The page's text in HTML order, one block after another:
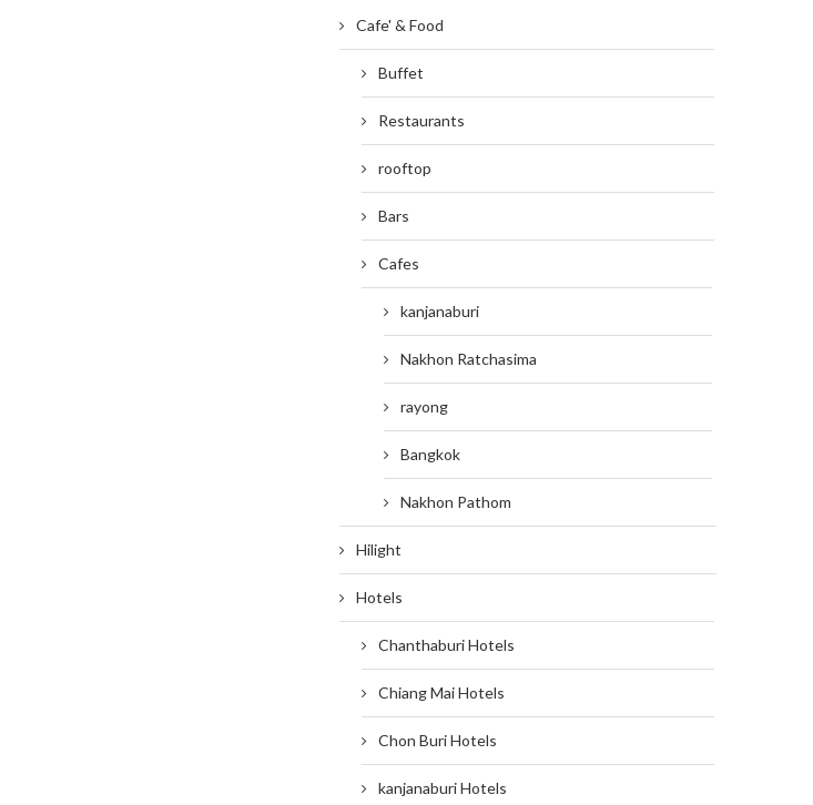
Cafe' & Food
Buffet
Restaurants
rooftop
Bars
Cafes
kanjanaburi
Nakhon Ratchasima
rayong
Bangkok
Nakhon Pathom
Hilight
Hotels
Chanthaburi Hotels
Chiang Mai Hotels
Chon Buri Hotels
kanjanaburi Hotels